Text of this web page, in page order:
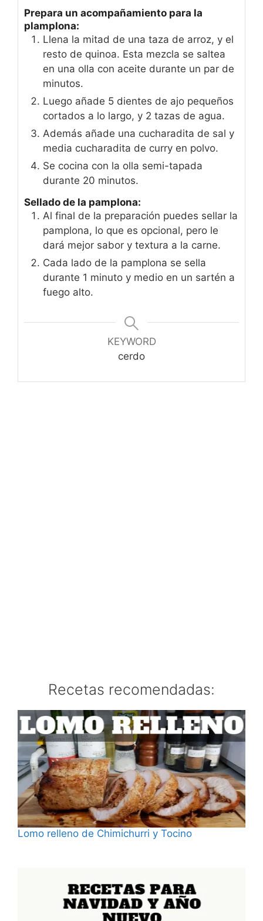
Prepara un acompañamiento para la
plamplona:
Llena la mitad de una taza de arroz, y el
resto de quinoa. Esta mezcla se saltea
en una olla con aceite durante un par de
minutos.
Luego añade 5 dientes de ajo pequeños
cortados a lo largo, y 2 tazas de agua.
Además añade una cucharadita de sal y
media cucharadita de curry en polvo.
Se cocina con la olla semi-tapada
durante 20 minutos.
Sellado de la pamplona:
Al final de la preparación puedes sellar la
pamplona, lo que es opcional, pero le
dará mejor sabor y textura a la carne.
Cada lado de la pamplona se sella
durante 1 minuto y medio en un sartén a
fuego alto.
KEYWORD
cerdo
Recetas recomendadas:
Lomo relleno de Chimichurri y Tocino